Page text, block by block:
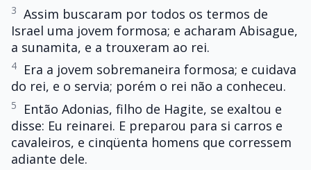
3 Assim buscaram por todos os termos de
Israel uma jovem formosa; e acharam Abisague,
a sunamita, e a trouxeram ao rei.
4
Era a jovem sobremaneira formosa; e cuidava
do rei, e o servia; porém o rei não a conheceu.
5
Então Adonias, filho de Hagite, se exaltou e
disse: Eu reinarei. E preparou para si carros e
cavaleiros, e cinqüenta homens que corressem
adiante dele.